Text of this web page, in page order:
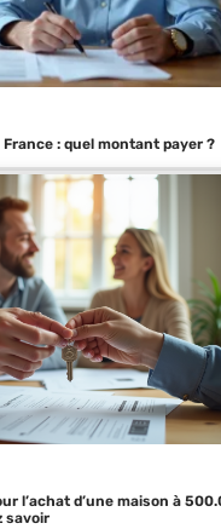
: quel montant payer ?
l’achat d’une maison à
savoir